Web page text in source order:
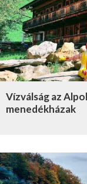
Vízválság az
menedékházak